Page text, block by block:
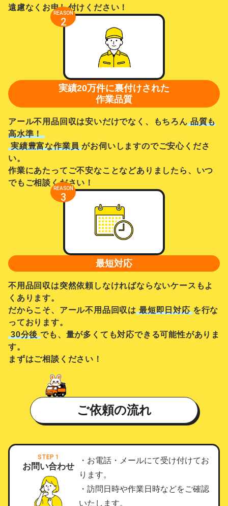
遠慮なくお申し付けください！
REASON
2
実績20万件に裏付けされた
作業品質
アール不用品回収は安いだけでなく、もちろん 品質も
高水準！
実績豊富な作業員 がお伺いしますのでご安心くださ
い。
作業にあたってご不安なことなどありましたら、いつ
でもご相談ください！
REASON
3
最短対応
不用品回収は突然依頼しなければならないケースもよ
くあります。
だからこそ、アール不用品回収は 最短即日対応 を行な
っております。
30分後 でも、量が多くても対応できる可能性がありま
す。
まずはご相談ください！
ご依頼の流れ
STEP 1
お問い合わせ
・お電話・メールにて受け付けてお
ります。
・訪問日時や作業日時などをご確認
いたします。